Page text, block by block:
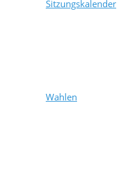
Sitzungskalender
Wahlen